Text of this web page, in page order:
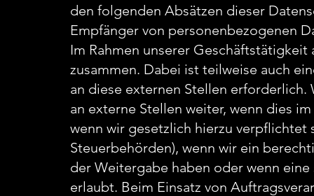
den folgenden Absätzen dieser
Empfänger von personenbezogenen
Im Rahmen unserer
zusammen. Dabei ist teilweise auch
an diese externen Stellen
an externe Stellen weiter, wenn dies
wenn wir gesetzlich hierzu verpflichtet
Steuerbehörden), wenn wir ein
der Weitergabe haben oder wenn
erlaubt. Beim Einsatz von